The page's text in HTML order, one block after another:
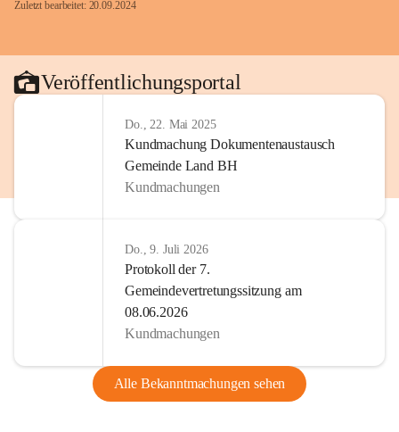
Zuletzt bearbeitet: 20.09.2024
Veröffentlichungsportal
Do., 22. Mai 2025
Kundmachung Dokumentenaustausch
Gemeinde Land BH
Kundmachungen
Do., 9. Juli 2026
Protokoll der 7.
Gemeindevertretungssitzung am
08.06.2026
Kundmachungen
Alle Bekanntmachungen sehen